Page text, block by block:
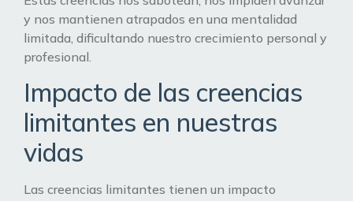
y nos mantienen atrapados en una mentalidad
limitada, dificultando nuestro crecimiento personal y
profesional.
Impacto de las creencias
limitantes en nuestras
vidas
Las creencias limitantes tienen un impacto